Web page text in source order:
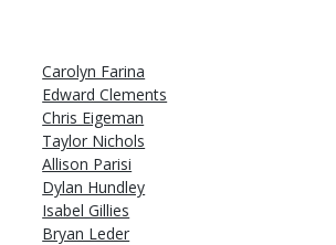
Carolyn Farina
Edward Clements
Chris Eigeman
Taylor Nichols
Allison Parisi
Dylan Hundley
Isabel Gillies
Bryan Leder